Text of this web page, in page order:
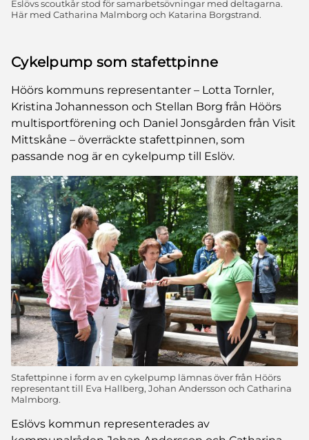
Eslövs scoutkår stod för samarbetsövningar med deltagarna.
Här med Catharina Malmborg och Katarina Borgstrand.
Cykelpump som stafettpinne
Höörs kommuns representanter – Lotta Tornler,
Kristina Johannesson och Stellan Borg från Höörs
multisportförening och Daniel Jonsgården från Visit
Mittskåne – överräckte stafettpinnen, som
passande nog är en cykelpump till Eslöv.
Stafettpinne i form av en cykelpump lämnas över från Höörs
representant till Eva Hallberg, Johan Andersson och Catharina
Malmborg.
Eslövs kommun representerades av